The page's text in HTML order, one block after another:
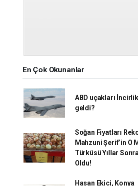
En Çok Okunanlar
ABD uçakları
geldi?
Soğan Fiyatları
Mahzuni Şerif’in O
Türküsü Yıllar
Oldu!
Hasan Ekici, Konya